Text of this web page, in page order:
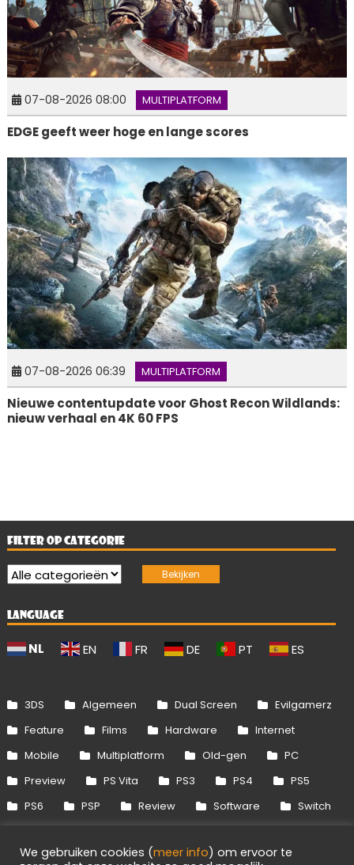
07-08-2026 08:00 MULTIPLATFORM
EDGE geeft weer hoge en lange scores
07-08-2026 06:39 MULTIPLATFORM
Nieuwe contentupdate voor Ghost Recon Wildlands:
nieuw verhaal en 4K 60 FPS
FILTER OP CATEGORIE
LANGUAGE
NL EN FR DE PT ES
3DS Algemeen Dual Screen
Evilgamerz
Feature
Films Hardware
Internet
Mobile
Multiplatform Old-gen
PC
Preview
PS Vita PS3 PS4
PS5
PS6
PSP Review Software
Switch
Xbox 360
Xbox One Xbox Series
We gebruiken cookies (meer info) om ervoor te